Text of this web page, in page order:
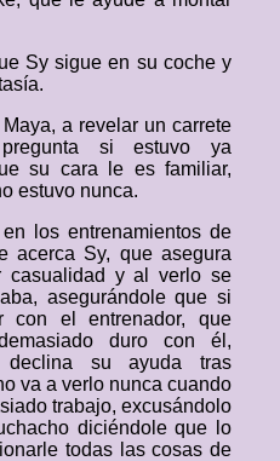
Sy sigue en su coche y
a revelar un carrete
si estuvo ya
su cara le es familiar,
estuvo nunca.
los entrenamientos de
acerca Sy, que asegura
casualidad y al verlo se
asegurándole que si
con el entrenador, que
duro con él,
declina su ayuda tras
va a verlo nunca cuando
trabajo, excusándolo
diciéndole que lo
todas las cosas de